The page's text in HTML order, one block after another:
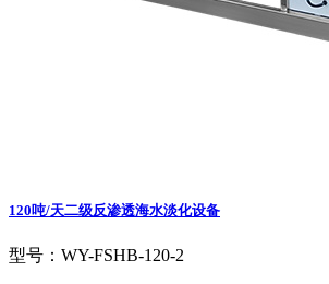
120吨/天二级反渗透海水淡化设备
型号：WY-FSHB-120-2